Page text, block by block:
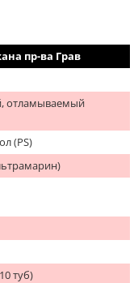
пр-ва Грав
отламываемый
(PS)
туб)